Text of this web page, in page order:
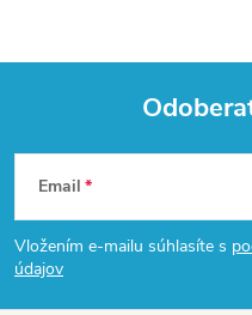
Z
á
p
Email
Vložením e-mailu súhlasíte s
údajov